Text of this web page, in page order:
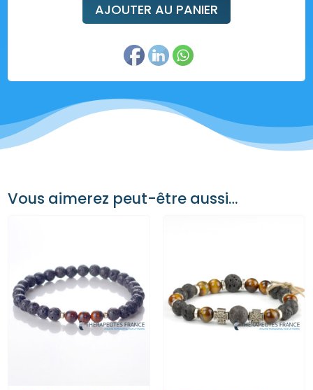
AJOUTER AU PANIER
Vous aimerez peut-être aussi…